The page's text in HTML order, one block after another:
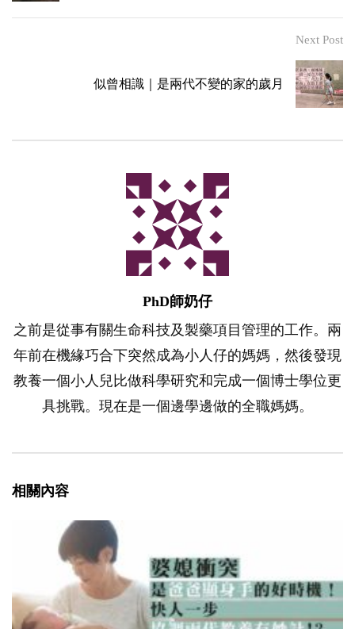
Next Post
似曾相識｜是兩代不變的家的歲月
PhD師奶仔
之前是從事有關生命科技及製藥項目管理的工作。兩
年前在機緣巧合下突然成為小人仔的媽媽，然後發現
教養一個小人兒比做科學研究和完成一個博士學位更
具挑戰。現在是一個邊學邊做的全職媽媽。
相關內容